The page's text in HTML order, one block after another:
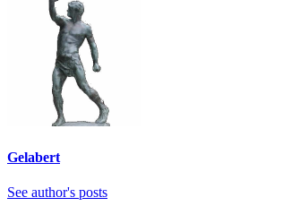
Gelabert
See author's posts